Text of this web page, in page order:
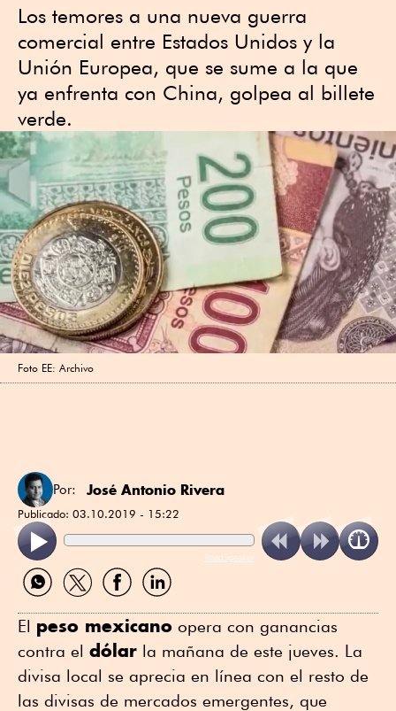
Los temores a una nueva guerra
comercial entre Estados Unidos y la
Unión Europea, que se sume a la que
ya enfrenta con China, golpea al billete
verde.
Foto EE: Archivo
Por: José Antonio Rivera
Publicado: 03.10.2019 - 15:22
ReadSpeaker
Compartir
por
Compartir
por
Compartir
por
Compartir
por
El peso mexicano opera con ganancias
contra el dólar la mañana de este jueves. La
divisa local se aprecia en línea con el resto de
las divisas de mercados emergentes, que